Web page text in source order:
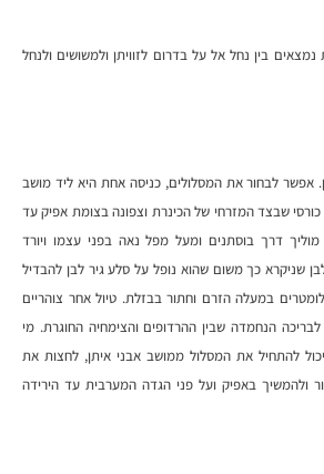
נמצאים בין נחל אל על בדרום לזוויתן ולמשושים ולנחל
אפשר לבחור את המסלולים, כניסה אחת היא ליד מושב
שבצד המזרחי של הכינרת וצפונה בצומת אפיק עד
דרך בוסתנים ומעל מפל נאה בפני עצמו ויורד
שניקרא כך משום שהוא נופל על סלע גיר לבן להבדיל
השחור הנמצא 2 קילומטרים במעלה הזרם וחתור בבזלת. טיול אחר צוהריים
הנחמדה שבין ההרדופים והצימחיה החוגרת. מי
להתחיל את המסלול ממושב אבני איתן, לחצות את
ולהמשיך באפיק ועל פני הגדה המערבית עד הירידה